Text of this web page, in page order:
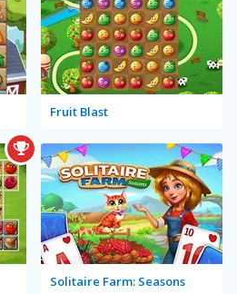
Fruit Blast
Solitaire Farm: Seasons